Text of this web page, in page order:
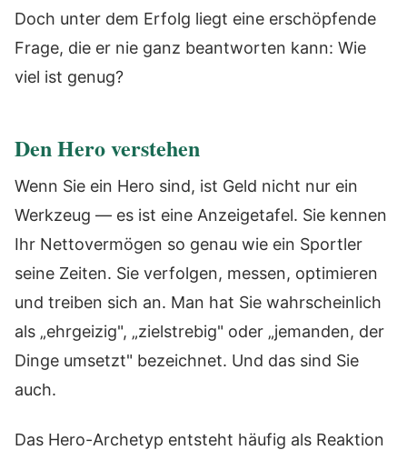
Doch unter dem Erfolg liegt eine erschöpfende
Frage, die er nie ganz beantworten kann: Wie
viel ist genug?
Den Hero verstehen
Wenn Sie ein Hero sind, ist Geld nicht nur ein
Werkzeug — es ist eine Anzeigetafel. Sie kennen
Ihr Nettovermögen so genau wie ein Sportler
seine Zeiten. Sie verfolgen, messen, optimieren
und treiben sich an. Man hat Sie wahrscheinlich
als „ehrgeizig", „zielstrebig" oder „jemanden, der
Dinge umsetzt" bezeichnet. Und das sind Sie
auch.
Das Hero-Archetyp entsteht häufig als Reaktion